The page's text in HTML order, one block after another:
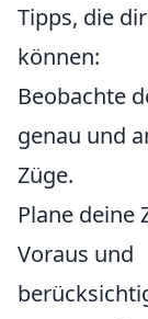
Tipps, die
können:
Beobachte
genau und
Züge.
Plane deine
Voraus und